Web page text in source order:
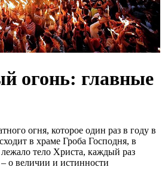
огонь: главные
огня, которое один раз в году в
в храме Гроба Господня, в
тело Христа, каждый раз
о величии и истинности